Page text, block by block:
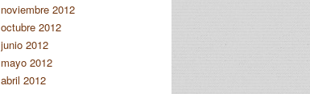
noviembre 2012
octubre 2012
junio 2012
mayo 2012
abril 2012